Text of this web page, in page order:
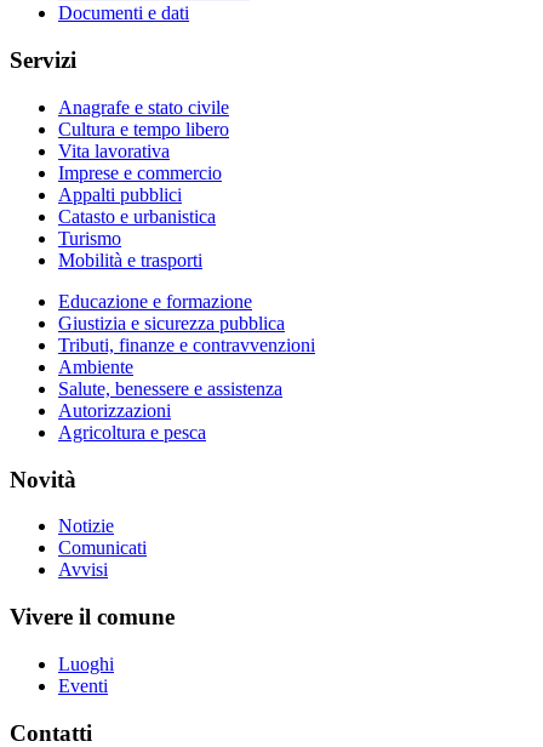
Documenti e dati
Servizi
Anagrafe e stato civile
Cultura e tempo libero
Vita lavorativa
Imprese e commercio
Appalti pubblici
Catasto e urbanistica
Turismo
Mobilità e trasporti
Educazione e formazione
Giustizia e sicurezza pubblica
Tributi, finanze e contravvenzioni
Ambiente
Salute, benessere e assistenza
Autorizzazioni
Agricoltura e pesca
Novità
Notizie
Comunicati
Avvisi
Vivere il comune
Luoghi
Eventi
Contatti